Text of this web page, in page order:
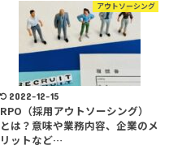
アウトソーシング
2022-12-15
RPO（採用アウトソーシング）
とは？意味や業務内容、企業のメ
リットなど…